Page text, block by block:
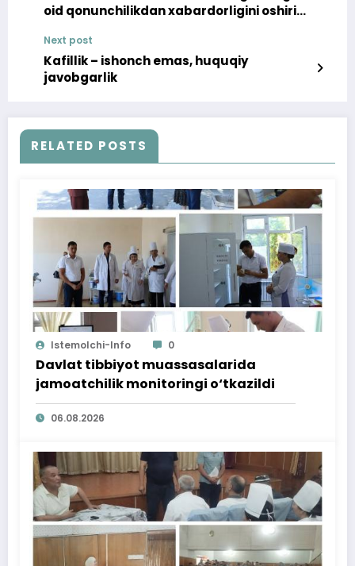
oid qonunchilikdan xabardorligini oshirish
Next post
Kafillik – ishonch emas, huquqiy
javobgarlik
RELATED POSTS
Istemolchi-Info 0
Davlat tibbiyot muassasalarida
jamoatchilik monitoringi o‘tkazildi
06.08.2026